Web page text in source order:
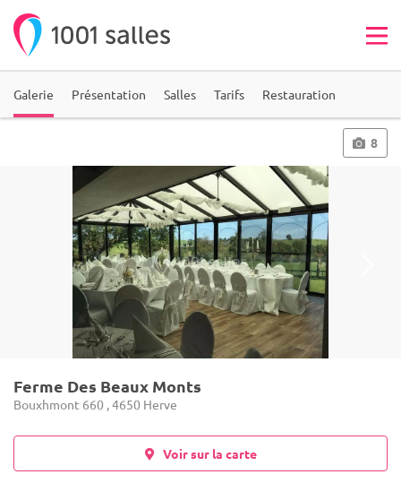
Galerie Présentation Salles Tarifs Restauration
8
Ferme Des Beaux Monts
Bouxhmont 660 , 4650 Herve
Voir sur la carte